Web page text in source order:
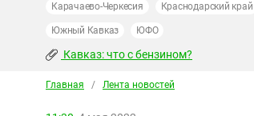
Карачаево-Черкесия Краснодарский край
Южный Кавказ ЮФО
Кавказ: что с бензином?
Главная / Лента новостей